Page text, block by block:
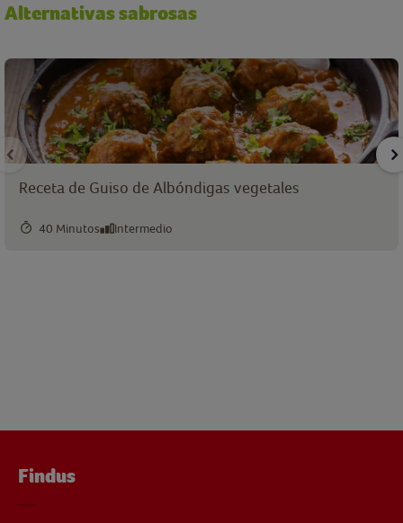
Alternativas sabrosas
Receta de Guiso de Albóndigas vegetales
40 Minutos Intermedio
Findus